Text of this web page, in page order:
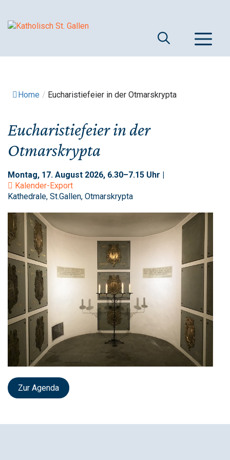
Inhalt
Home / Eucharistiefeier in der Otmarskrypta
Eucharistiefeier in der
Otmarskrypta
Montag, 17. August 2026, 6.30–7.15 Uhr |
Kalender-Export
Kathedrale, St.Gallen, Otmarskrypta
Zur Agenda